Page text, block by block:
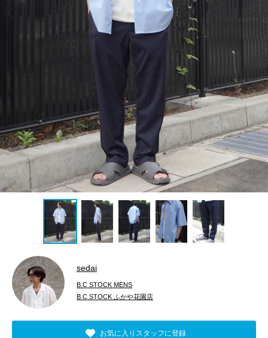
Prev
sedai
B.C STOCK MENS
B.C STOCK ふかや花園店
お気に入りスタッフに登録